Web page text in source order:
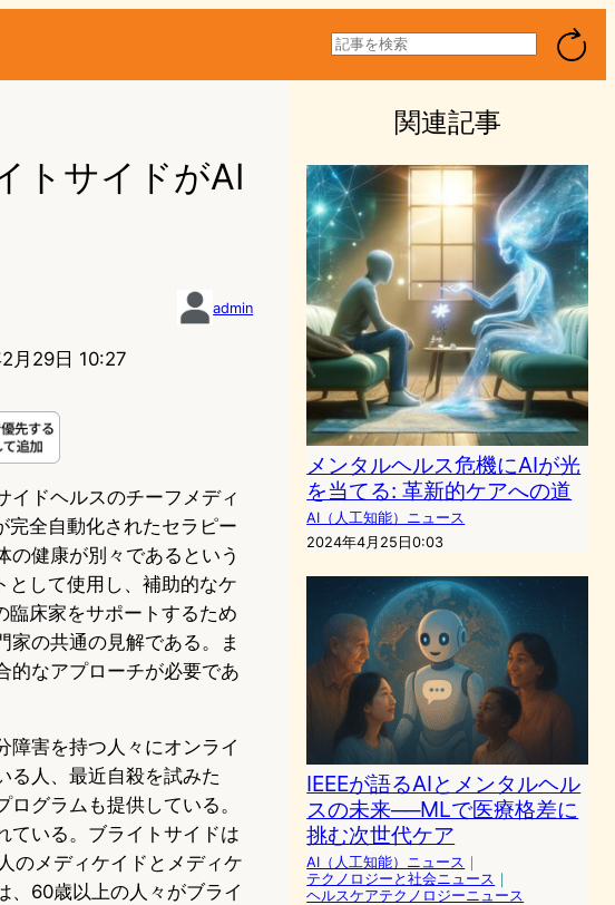
検
索
トサイドがAI
admin
月29日 10:27
イドヘルスのチーフメディ
完全自動化されたセラピー
の健康が別々であるという
として使用し、補助的なケ
臨床家をサポートするため
家の共通の見解である。ま
的なアプローチが必要であ
障害を持つ人々にオンライ
る人、最近自殺を試みた
グラムも提供している。
ている。ブライトサイドは
のメディケイドとメディケ
、60歳以上の人々がブライ
関連記事
メンタルヘルス危機にAIが光
を当てる: 革新的ケアへの道
AI（人工知能）ニュース
2024年4月25日0:03
IEEEが語るAIとメンタルヘル
スの未来──MLで医療格差に
挑む次世代ケア
AI（人工知能）ニュース ｜
テクノロジーと社会ニュース ｜
ヘルスケアテクノロジーニュース